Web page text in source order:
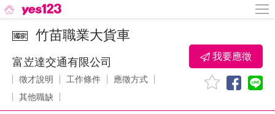
竹苗職業大貨車
富岦達交通有限公司
徵才說明 工作條件
應徵方式
其他職缺
我要應徵